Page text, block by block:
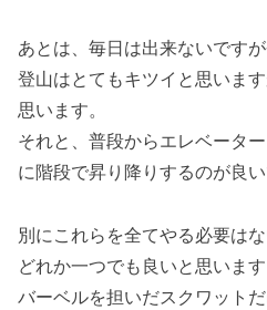
あとは、毎日は出来ないです
登山はとてもキツイと思いま
思います。
それと、普段からエレベータ
に階段で昇り降りするのが良い
別にこれらを全てやる必要はな
どれか一つでも良いと思います
バーベルを担いだスクワット